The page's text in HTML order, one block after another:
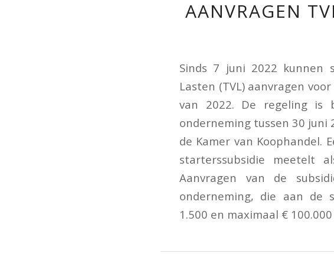
AANVRAGEN
Sinds 7 juni 2022 kunnen
Lasten (TVL) aanvragen
van 2022. De regeling is
onderneming tussen 30 juni
de Kamer van Koophandel.
starterssubsidie meetelt
Aanvragen van de
onderneming, die aan de
1.500 en maximaal €